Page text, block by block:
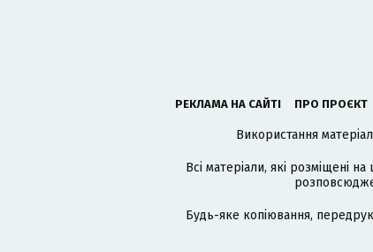
РЕКЛАМА НА САЙТІ ПРО ПРОЄКТ
Використання
Всі матеріали, які розміщені
Будь-яке копіювання,